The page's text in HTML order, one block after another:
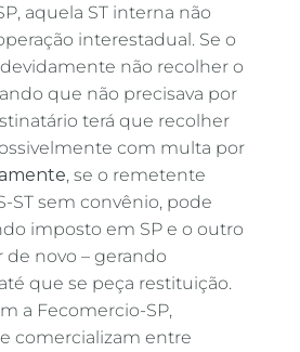
aquela ST interna não
interestadual. Se o
não recolher o
que não precisava por
terá que recolher
com multa por
, se o remetente
ST sem convênio, pode
imposto em SP e o outro
de novo – gerando
até que se peça restituição.
a Fecomercio-SP,
comercializam entre